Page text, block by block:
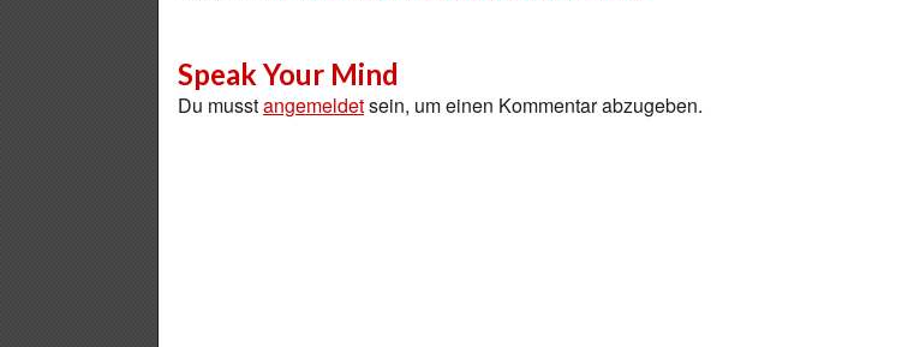
Speak Your Mind
Du musstangemeldetsein, um einen Kommentar abzugeben.